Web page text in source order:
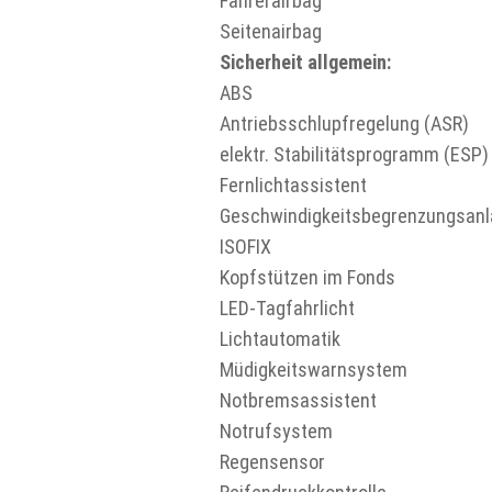
Seitenairbag
Sicherheit allgemein:
ABS
Antriebsschlupfregelung (ASR)
elektr. Stabilitätsprogramm (ESP)
Fernlichtassistent
ISOFIX
Kopfstützen im Fonds
LED-Tagfahrlicht
Lichtautomatik
Müdigkeitswarnsystem
Notbremsassistent
Notrufsystem
Regensensor